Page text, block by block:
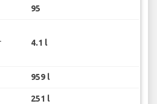
95
4.1 l
959 l
251 l